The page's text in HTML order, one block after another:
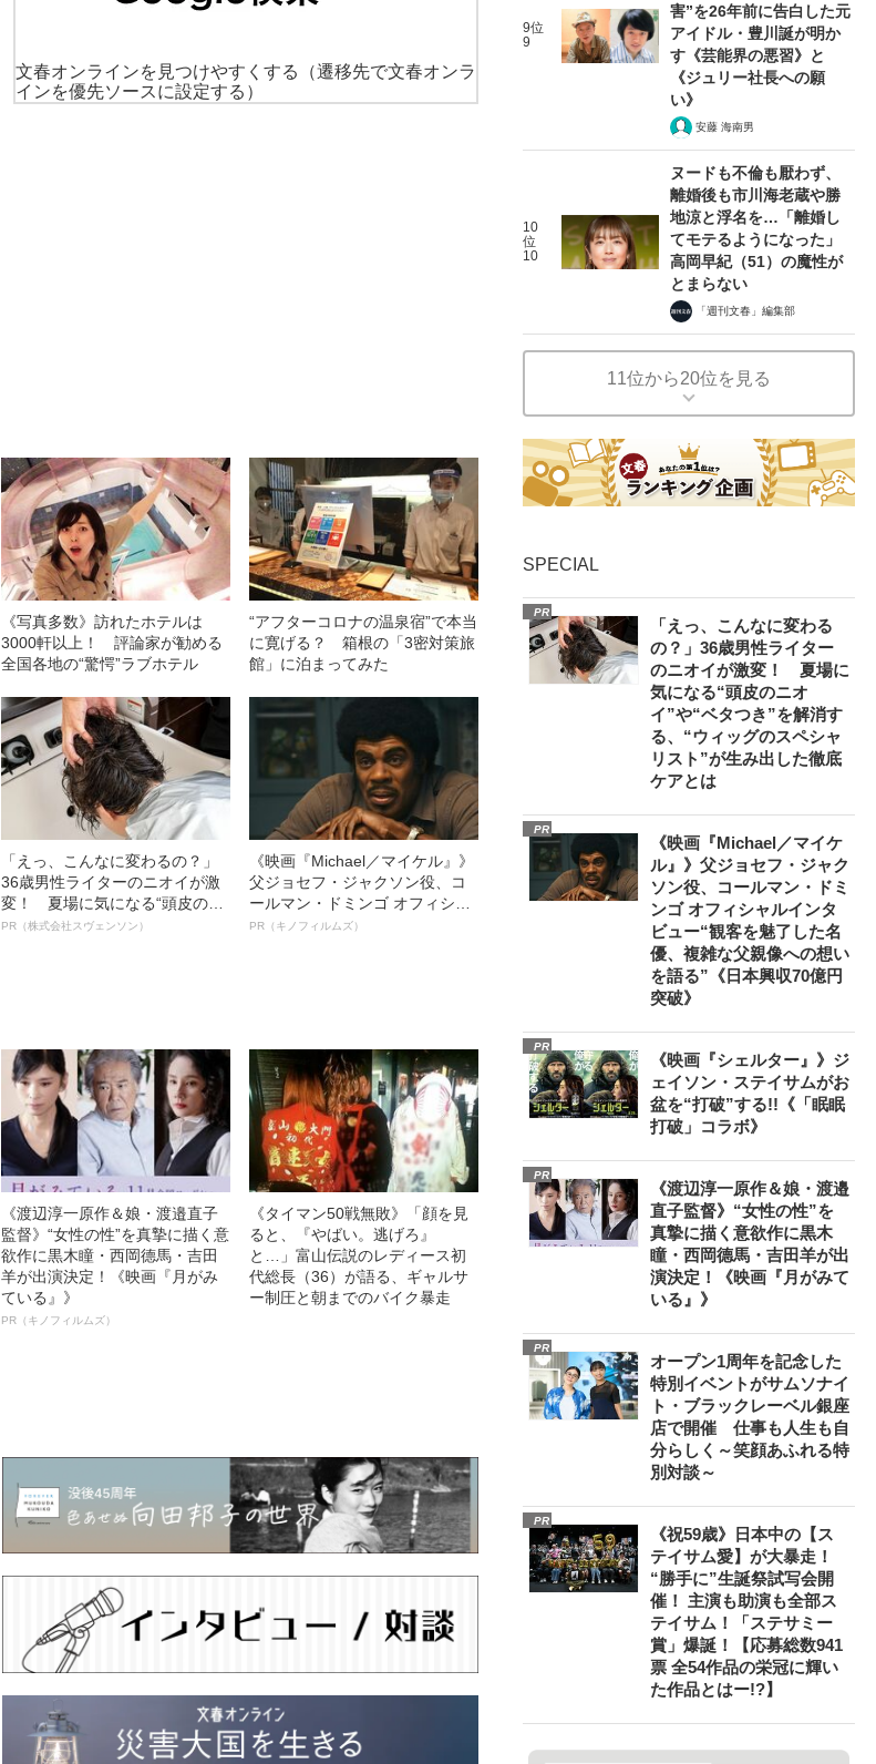
文春オンラインを見つけやすくする
（遷移先で文春オンラ
インを優先ソースに設定する）
《写真多数》訪れたホテルは
3000軒以上！ 評論家が勧める
全国各地の“驚愕”ラブホテル
“アフターコロナの温泉宿”で本当
に寛げる？ 箱根の「3密対策旅
館」に泊まってみた
「えっ、こんなに変わるの？」
36歳男性ライターのニオイが激
変！ 夏場に気になる“頭皮のニ
オイ”や“ベタつき”を解消す
PR（株式会社スヴェンソン）
《映画『Michael／マイケル』》
父ジョセフ・ジャクソン役、コ
ールマン・ドミンゴ オフィシャ
ルインタビュー“観客を魅了した
PR（キノフィルムズ）
《渡辺淳一原作＆娘・渡邉直子
監督》“女性の性”を真摯に描く意
欲作に黒木瞳・西岡德馬・吉田
羊が出演決定！《映画『月がみ
ている』》
PR（キノフィルムズ）
《タイマン50戦無敗》「顔を見
ると、『やばい。逃げろ』
と…」富山伝説のレディース初
代総長（36）が語る、ギャルサ
ー制圧と朝までのバイク暴走
9位
9
害”を26年前に告白した元
アイドル・豊川誕が明か
す《芸能界の悪習》と
《ジュリー社長への願
い》
安藤 海南男
10
位
10
ヌードも不倫も厭わず、
離婚後も市川海老蔵や勝
地涼と浮名を…「離婚し
てモテるようになった」
高岡早紀（51）の魔性が
とまらない
「週刊文春」編集部
11位から20位を見る
SPECIAL
PR
「えっ、こんなに変わる
の？」36歳男性ライター
のニオイが激変！ 夏場に
気になる“頭皮のニオ
イ”や“ベタつき”を解消す
る、“ウィッグのスペシャ
リスト”が生み出した徹底
ケアとは
PR
《映画『Michael／マイケ
ル』》父ジョセフ・ジャク
ソン役、コールマン・ドミ
ンゴ オフィシャルインタ
ビュー“観客を魅了した名
優、複雑な父親像への想い
を語る”《日本興収70億円
突破》
PR
《映画『シェルター』》ジ
ェイソン・ステイサムがお
盆を“打破”する!!《「眠眠
打破」コラボ》
PR
《渡辺淳一原作＆娘・渡邉
直子監督》“女性の性”を
真摯に描く意欲作に黒木
瞳・西岡德馬・吉田羊が出
演決定！《映画『月がみて
いる』》
PR
オープン1周年を記念した
特別イベントがサムソナイ
ト・ブラックレーベル銀座
店で開催 仕事も人生も自
分らしく～笑顔あふれる特
別対談～
PR
《祝59歳》日本中の【ス
テイサム愛】が大暴走！
“勝手に”生誕祭試写会開
催！ 主演も助演も全部ス
テイサム！「ステサミー
賞」爆誕！【応募総数941
票 全54作品の栄冠に輝い
た作品とはー!?】